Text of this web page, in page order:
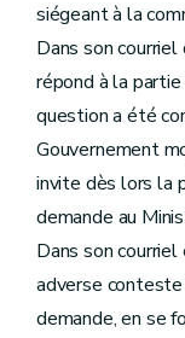
siégeant à la
Dans son
répond à la
question a été
Gouvernement
invite dès lors la
demande au
Dans son
adverse
demande, en se